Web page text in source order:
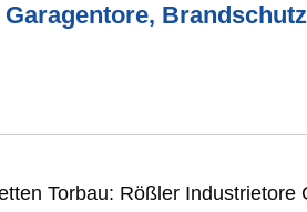
Torbau: Rößler Industrietore